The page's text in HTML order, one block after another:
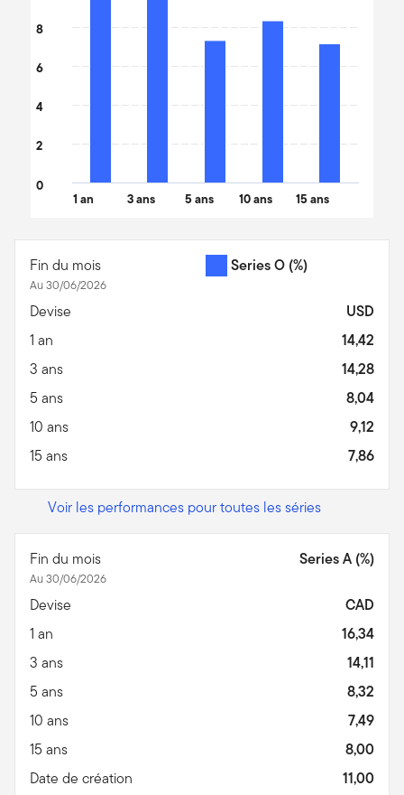
1 an 3 ans 5 ans 10 ans 15 ans
0
2
4
6
8
Fin du mois
Au 30/06/2026
Series O (%)
Devise
USD
1 an
14,42
3 ans
14,28
5 ans
8,04
10 ans
9,12
15 ans
7,86
Voir les performances pour toutes les séries
Fin du mois
Au 30/06/2026
Series A (%)
Devise
CAD
1 an
16,34
3 ans
14,11
5 ans
8,32
10 ans
7,49
15 ans
8,00
Date de création
11,00